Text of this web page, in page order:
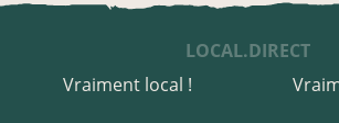
LOCAL.DIRECT
Vraiment local !